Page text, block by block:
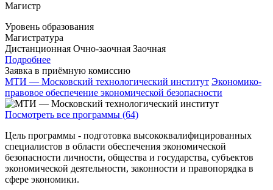
Магистр
Уровень образования
Магистратура
Дистанционная Очно-заочная Заочная
Подробнее
Заявка в приёмную комиссию
МТИ — Московский технологический институт Экономико-
правовое обеспечение экономической безопасности
Посмотреть все программы (64)
Цель программы - подготовка высококвалифицированных
специалистов в области обеспечения экономической
безопасности личности, общества и государства, субъектов
экономической деятельности, законности и правопорядка в
сфере экономики.